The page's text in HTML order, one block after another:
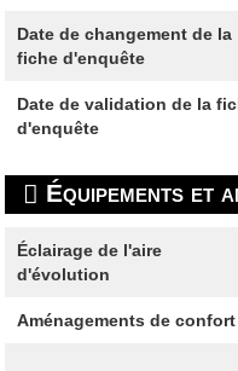
Date de changement de la
fiche d'enquête
Date de validation de la
d'enquête
Équipements et
Éclairage de l'aire
d'évolution
Aménagements de confort